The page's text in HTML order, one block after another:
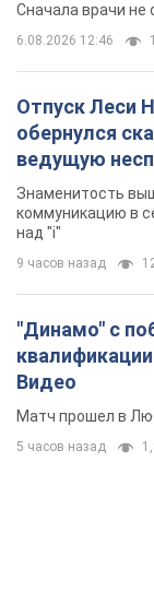
Сначала врачи не
6.08.2026 12:46
Отпуск Леси
обернулся
ведущую
Знаменитость
коммуникацию в
над "i"
9 часов назад
"Динамо" с
Видео
Матч прошел в
5 часов назад